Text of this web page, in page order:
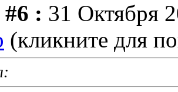
: 31 Октября
(кликните для